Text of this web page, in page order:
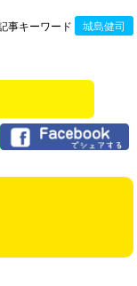
事キーワード 城島健司